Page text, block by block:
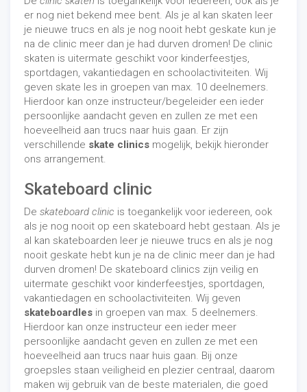
er nog niet bekend mee bent. Als je al kan skaten leer
je nieuwe trucs en als je nog nooit hebt geskate kun je
na de clinic meer dan je had durven dromen! De clinic
skaten is uitermate geschikt voor kinderfeestjes,
sportdagen, vakantiedagen en schoolactiviteiten. Wij
geven skate les in groepen van max. 10 deelnemers.
Hierdoor kan onze instructeur/begeleider een ieder
persoonlijke aandacht geven en zullen ze met een
hoeveelheid aan trucs naar huis gaan. Er zijn
verschillende skate clinics mogelijk, bekijk hieronder
ons arrangement.
Skateboard clinic
De skateboard clinic is toegankelijk voor iedereen, ook
als je nog nooit op een skateboard hebt gestaan. Als je
al kan skateboarden leer je nieuwe trucs en als je nog
nooit geskate hebt kun je na de clinic meer dan je had
durven dromen! De skateboard clinics zijn veilig en
uitermate geschikt voor kinderfeestjes, sportdagen,
vakantiedagen en schoolactiviteiten. Wij geven
skateboardles in groepen van max. 5 deelnemers.
Hierdoor kan onze instructeur een ieder meer
persoonlijke aandacht geven en zullen ze met een
hoeveelheid aan trucs naar huis gaan. Bij onze
groepsles staan veiligheid en plezier centraal, daarom
maken wij gebruik van de beste materialen, die goed